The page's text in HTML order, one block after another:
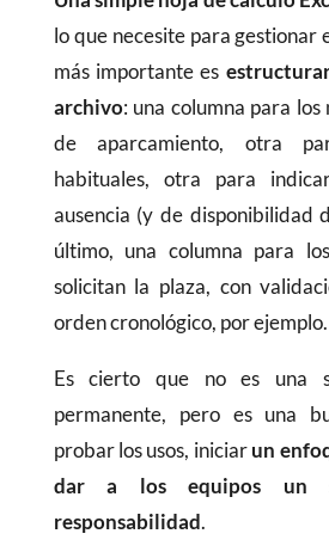
lo que necesite para gestionar
más importante es
archivo: una columna para los
de aparcamiento, otra
habituales, otra para
ausencia (y de disponibilidad
último, una columna para
solicitan la plaza, con
orden cronológico, por ejemplo.
Es cierto que no es una
permanente, pero es una
probar los usos, iniciarun
dar a los equipos un
responsabilidad.